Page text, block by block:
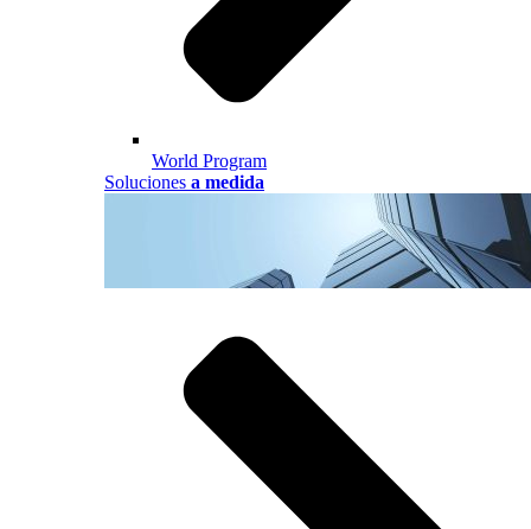
World Program
Soluciones a medida